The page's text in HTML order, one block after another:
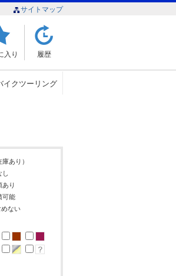
サイトマップ
入り 履歴
イクツーリング
あり）
し
あり
可能
めない